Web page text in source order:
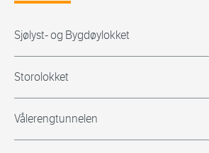
Sjølyst- og Bygdøylokket
Storolokket
Vålerengtunnelen